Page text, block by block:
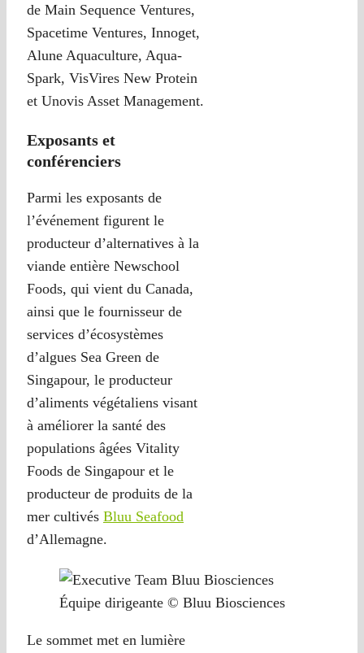
de Main Sequence Ventures,
Spacetime Ventures, Innoget,
Alune Aquaculture, Aqua-
Spark, VisVires New Protein
et Unovis Asset Management.
Exposants et
conférenciers
Parmi les exposants de
l’événement figurent le
producteur d’alternatives à la
viande entière Newschool
Foods, qui vient du Canada,
ainsi que le fournisseur de
services d’écosystèmes
d’algues Sea Green de
Singapour, le producteur
d’aliments végétaliens visant
à améliorer la santé des
populations âgées Vitality
Foods de Singapour et le
producteur de produits de la
mer cultivés Bluu Seafood
d’Allemagne.
Équipe dirigeante © Bluu Biosciences
Le sommet met en lumière